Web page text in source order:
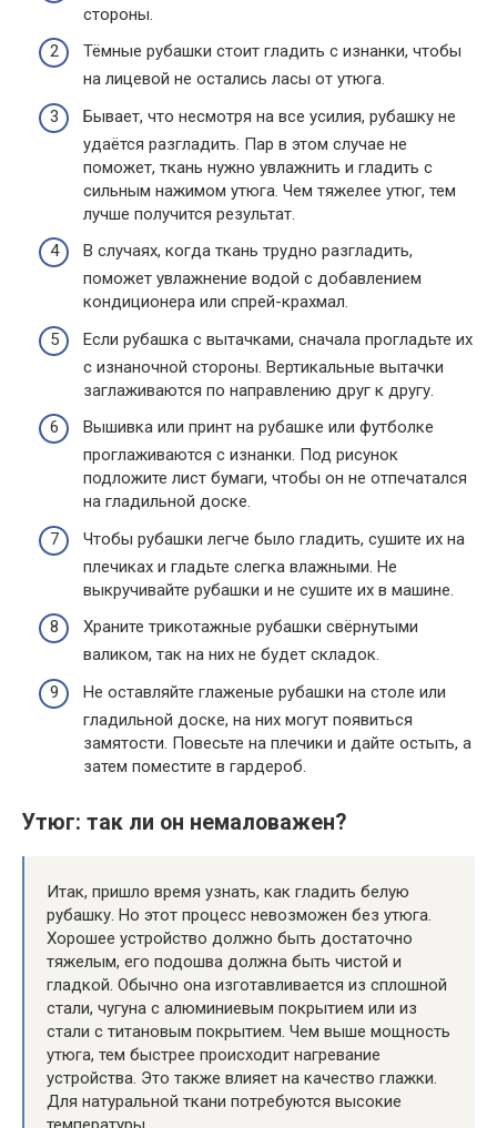
стороны.
Тёмные рубашки стоит гладить с изнанки, чтобы
на лицевой не остались ласы от утюга.
Бывает, что несмотря на все усилия, рубашку не
удаётся разгладить. Пар в этом случае не
поможет, ткань нужно увлажнить и гладить с
сильным нажимом утюга. Чем тяжелее утюг, тем
лучше получится результат.
В случаях, когда ткань трудно разгладить,
поможет увлажнение водой с добавлением
кондиционера или спрей-крахмал.
Если рубашка с вытачками, сначала прогладьте их
с изнаночной стороны. Вертикальные вытачки
заглаживаются по направлению друг к другу.
Вышивка или принт на рубашке или футболке
проглаживаются с изнанки. Под рисунок
подложите лист бумаги, чтобы он не отпечатался
на гладильной доске.
Чтобы рубашки легче было гладить, сушите их на
плечиках и гладьте слегка влажными. Не
выкручивайте рубашки и не сушите их в машине.
Храните трикотажные рубашки свёрнутыми
валиком, так на них не будет складок.
Не оставляйте глаженые рубашки на столе или
гладильной доске, на них могут появиться
замятости. Повесьте на плечики и дайте остыть, а
затем поместите в гардероб.
Утюг: так ли он немаловажен?
Итак, пришло время узнать, как гладить белую
рубашку. Но этот процесс невозможен без утюга.
Хорошее устройство должно быть достаточно
тяжелым, его подошва должна быть чистой и
гладкой. Обычно она изготавливается из сплошной
стали, чугуна с алюминиевым покрытием или из
стали с титановым покрытием. Чем выше мощность
утюга, тем быстрее происходит нагревание
устройства. Это также влияет на качество глажки.
Для натуральной ткани потребуются высокие